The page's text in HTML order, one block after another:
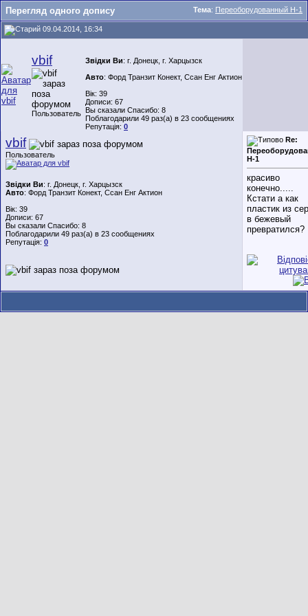
Тема: Переоборудованный H-1
Перегляд одного допису
09.04.2014, 16:34
vbif
Пользователь
Звідки Ви: г. Донецк, г. Харцызск
Авто: Форд Транзит Конект, Ссан Енг Актион
Вік: 39
Дописи: 67
Вы сказали Спасибо: 8
Поблагодарили 49 раз(а) в 23 сообщениях
Репутація: 0
vbif
Пользователь
Звідки Ви: г. Донецк, г. Харцызск
Авто: Форд Транзит Конект, Ссан Енг Актион
Вік: 39
Дописи: 67
Вы сказали Спасибо: 8
Поблагодарили 49 раз(а) в 23 сообщениях
Репутація: 0
Re:
H-1
красиво
конечно.....
Кстати а как
пластик из
в бежевый
превратился?